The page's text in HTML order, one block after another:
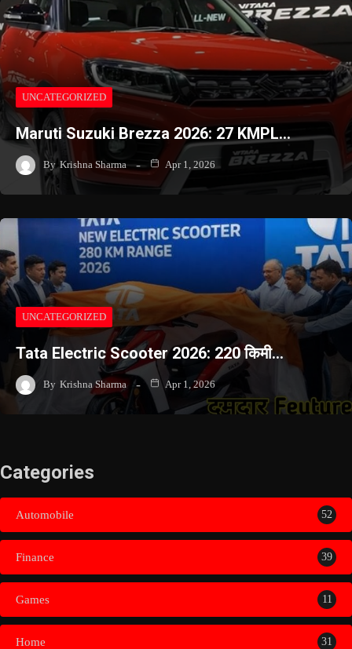
UNCATEGORIZED
Maruti Suzuki Brezza 2026: 27 KMPL…
By Krishna Sharma Apr 1, 2026
UNCATEGORIZED
Tata Electric Scooter 2026: 220 किमी…
By Krishna Sharma Apr 1, 2026
Categories
Automobile 52
Finance 39
Games 11
Home 31